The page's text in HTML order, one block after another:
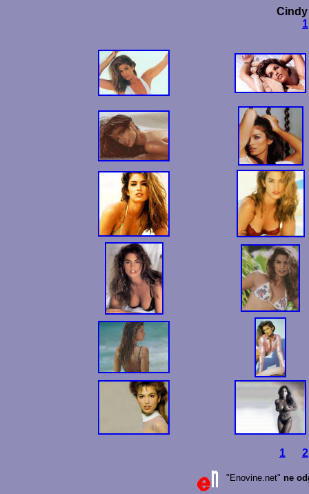
Cindy
1
1 2
"Enovine.net" ne